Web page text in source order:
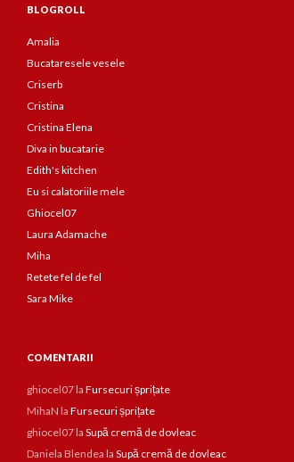
BLOGROLL
Amalia
Bucataresele vesele
Criserb
Cristina
Cristina Elena
Diva in bucatarie
Edith's kitchen
Eu si calatoriile mele
Ghiocel07
Laura Adamache
Miha
Retete fel de fel
Sara Mike
COMENTARII
ghiocel07la Fursecuri șprițate
MihaN la Fursecuri șprițate
ghiocel07la Supă cremă de dovleac
Daniela Blendea la Supă cremă de dovleac